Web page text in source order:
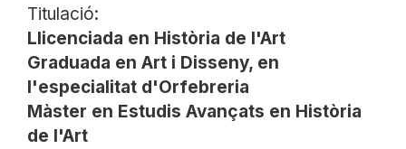
Titulació:
Llicenciada en Història de l'Art
Graduada en Art i Disseny, en
l'especialitat d'Orfebreria
Màster en Estudis Avançats en Història
de l'Art